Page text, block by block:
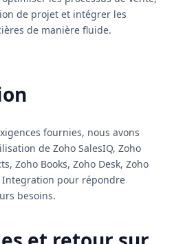
de projet et intégrer les
de manière fluide.
fournies, nous avons
de Zoho SalesIQ, Zoho
Zoho Books, Zoho Desk, Zoho
Integration pour répondre
besoins.